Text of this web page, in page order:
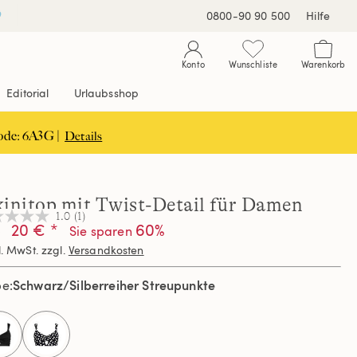
0800-90 90 500 Hilfe
Konto Wunschliste Warenkorb
Editorial Urlaubsshop
6A3G | Details
mit Twist-Detail für Damen
1.0 (1)
20 € * Sie sparen 60%
MwSt. zzgl. Versandkosten
Schwarz/Silberreiher Streupunkte
selected